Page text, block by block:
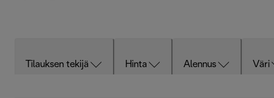
Tilauksen tekijä Hinta Alennus Väri